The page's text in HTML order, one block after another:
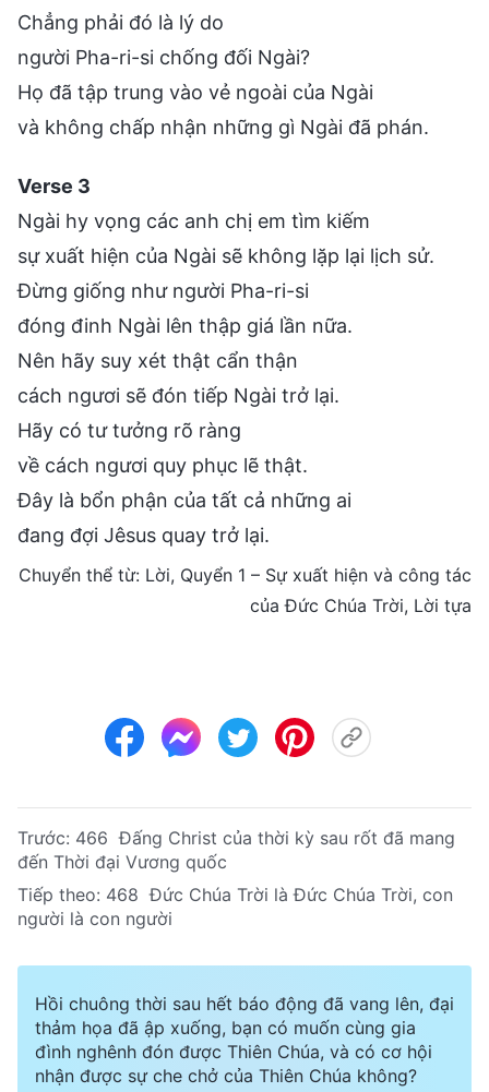
Chẳng phải đó là lý do
người Pha-ri-si chống đối Ngài?
Họ đã tập trung vào vẻ ngoài của Ngài
và không chấp nhận những gì Ngài đã phán.
Verse 3
Ngài hy vọng các anh chị em tìm kiếm
sự xuất hiện của Ngài sẽ không lặp lại lịch sử.
Đừng giống như người Pha-ri-si
đóng đinh Ngài lên thập giá lần nữa.
Nên hãy suy xét thật cẩn thận
cách ngươi sẽ đón tiếp Ngài trở lại.
Hãy có tư tưởng rõ ràng
về cách ngươi quy phục lẽ thật.
Đây là bổn phận của tất cả những ai
đang đợi Jêsus quay trở lại.
Chuyển thể từ: Lời, Quyển 1 – Sự xuất hiện và công tác
của Đức Chúa Trời, Lời tựa
Trước: 466 Đấng Christ của thời kỳ sau rốt đã mang
đến Thời đại Vương quốc
Tiếp theo: 468 Đức Chúa Trời là Đức Chúa Trời, con
người là con người
Hồi chuông thời sau hết báo động đã vang lên, đại
thảm họa đã ập xuống, bạn có muốn cùng gia
đình nghênh đón được Thiên Chúa, và có cơ hội
nhận được sự che chở của Thiên Chúa không?